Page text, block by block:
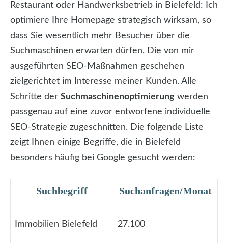
Restaurant oder Handwerksbetrieb in Bielefeld: Ich
optimiere Ihre Homepage strategisch wirksam, so
dass Sie wesentlich mehr Besucher über die
Suchmaschinen erwarten dürfen. Die von mir
ausgeführten SEO-Maßnahmen geschehen
zielgerichtet im Interesse meiner Kunden. Alle
Schritte der Suchmaschinenoptimierung werden
passgenau auf eine zuvor entworfene individuelle
SEO-Strategie zugeschnitten. Die folgende Liste
zeigt Ihnen einige Begriffe, die in Bielefeld
besonders häufig bei Google gesucht werden:
Suchbegriff Suchanfragen/Monat
Immobilien Bielefeld 27.100